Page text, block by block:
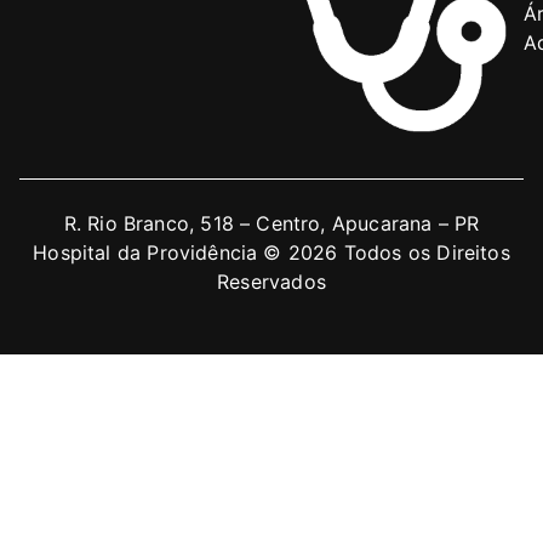
R. Rio Branco, 518 – Centro, Apucarana – PR
Hospital da Providência © 2026 Todos os Direitos
Reservados